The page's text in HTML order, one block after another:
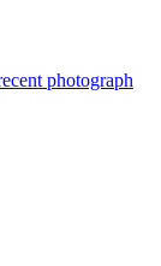
photograph